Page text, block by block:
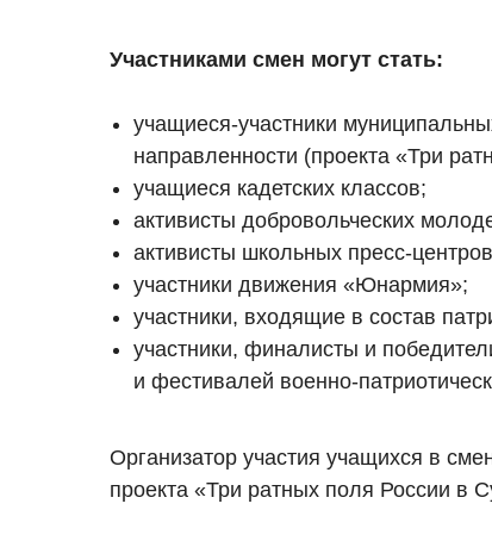
Участниками смен могут стать:
учащиеся-участники
направленности (проекта «Три
учащиеся кадетских классов;
активисты добровольческих
активисты школьных пресс-
участники движения «Юнармия»;
участники, входящие в состав
участники, финалисты и
и фестивалей военно-
Организатор участия учащихся в
проекта «Три ратных поля России в